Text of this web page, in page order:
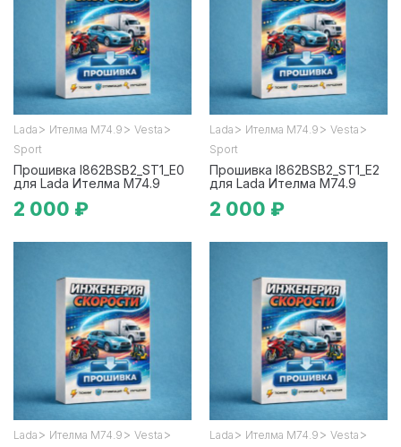
Lada > Ителма М74.9 > Vesta >
Sport
Прошивка I862BSB2_ST1_E0
для Lada Ителма М74.9
2 000 ₽
Lada > Ителма М74.9 > Vesta >
Sport
Прошивка I862BSB2_ST1_E2
для Lada Ителма М74.9
2 000 ₽
Lada > Ителма М74.9 > Vesta > Lada > Ителма М74.9 > Vesta >